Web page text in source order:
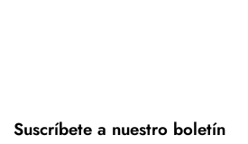
Suscríbete a nuestro boletín